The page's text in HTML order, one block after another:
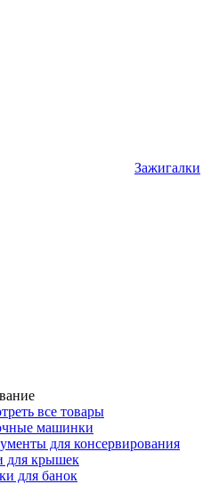
Зажигалки
все товары
машинки
для консервирования
для крышек
для банок